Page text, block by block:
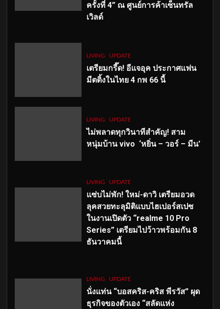
ครั้งที่ 4” ณ ศูนย์การค้าเซ็นทรัล
เวิลด์
LIVING UPDATE
เตรียมกรี๊ด! อีแจอุค ประกาศแฟน
มีตติ้งในไทย 4 กพ 66 นี้
LIVING UPDATE
ไม่พลาดทุกวินาทีสำคัญ! สาม
หนุ่มบ้าน vivo ‘หยิ่น – วอร์ – มีน’
LIVING UPDATE
แซ่บไม่พัก! ใหม่-ดาวิ เตรียมอวด
ลุคสวยทะลุมิติแบบไฮเปอร์สเปซ
ในงานเปิดตัว “realme 10 Pro
Series” เตรียมไปว้าวพร้อมกัน 8
ธันวาคมนี้
LIVING UPDATE
นั่งแท่น “บอสคริส-คริส พีรวัส” ผุด
ธุรกิจของตัวเอง “สลัดแห่ง